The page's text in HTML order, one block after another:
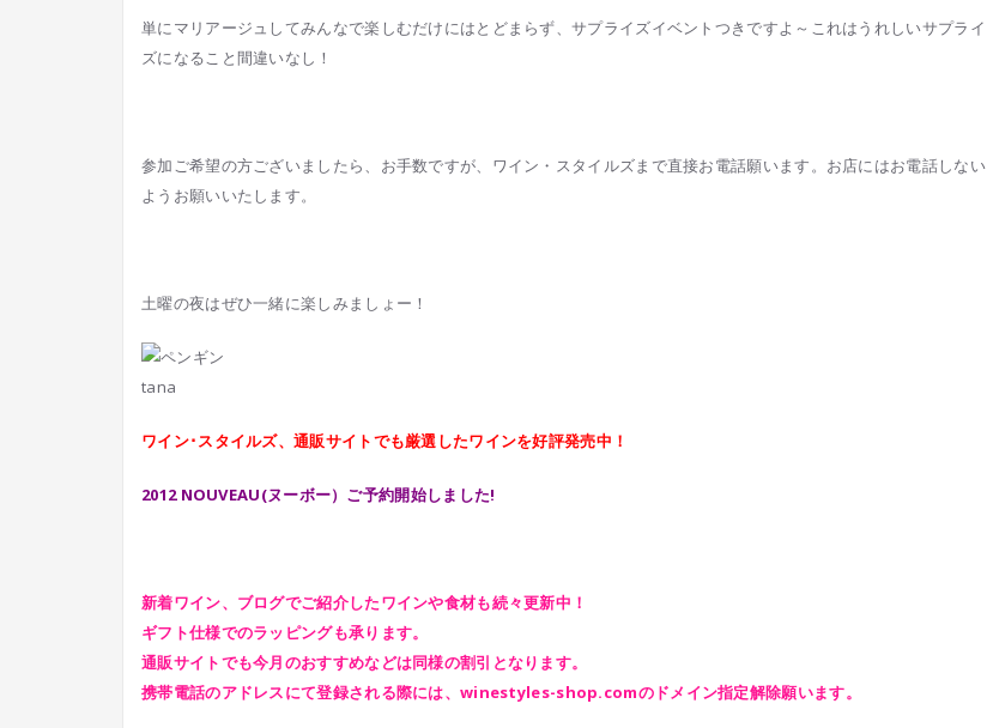
単にマリアージュしてみんなで楽しむだけにはとどまらず、サプライズイベントつきですよ～これはうれしいサプライ
ズになること間違いなし！
参加ご希望の方ございましたら、お手数ですが、ワイン・スタイルズまで直接お電話願います。お店にはお電話しない
ようお願いいたします。
土曜の夜はぜひ一緒に楽しみましょー！
tana
ワイン･スタイルズ、通販サイトでも厳選したワインを好評発売中！
2012 NOUVEAU(ヌーボー）ご予約開始しました!
新着ワイン、ブログでご紹介したワインや食材も続々更新中！
ギフト仕様でのラッピングも承ります。
通販サイトでも今月のおすすめなどは同様の割引となります。
携帯電話のアドレスにて登録される際には、winestyles-shop.comのドメイン指定解除願います。